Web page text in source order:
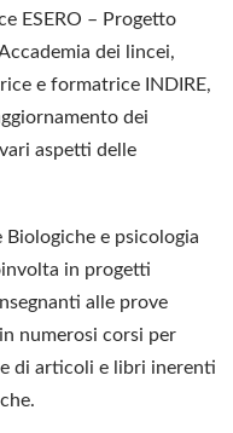
ESERO – Progetto
dei lincei,
e formatrice INDIRE,
dei
aspetti delle
Biologiche e psicologia
in progetti
alle prove
numerosi corsi per
di articoli e libri inerenti